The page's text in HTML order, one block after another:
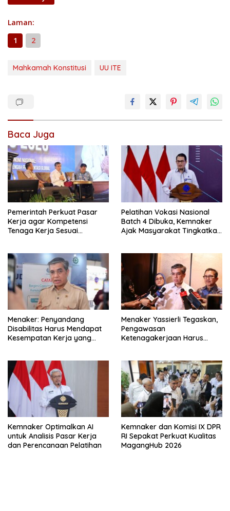
Laman:
1
2
Mahkamah Konstitusi UU ITE
Baca Juga
Pemerintah Perkuat Pasar
Kerja agar Kompetensi
Tenaga Kerja Sesuai
Pelatihan Vokasi Nasional
Batch 4 Dibuka, Kemnaker
Ajak Masyarakat Tingkatkan
Menaker: Penyandang
Disabilitas Harus Mendapat
Kesempatan Kerja yang
Menaker Yassierli Tegaskan,
Pengawasan
Ketenagakerjaan Harus
Kemnaker Optimalkan AI
untuk Analisis Pasar Kerja
dan Perencanaan Pelatihan
Kemnaker dan Komisi IX DPR
RI Sepakat Perkuat Kualitas
MagangHub 2026